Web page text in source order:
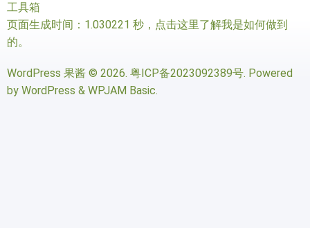
工具箱
页面生成时间：1.030221 秒， 点击这里了解我是如何做到
的。
WordPress 果酱 © 2026. 粤ICP备2023092389号. Powered
by WordPress & WPJAM Basic.